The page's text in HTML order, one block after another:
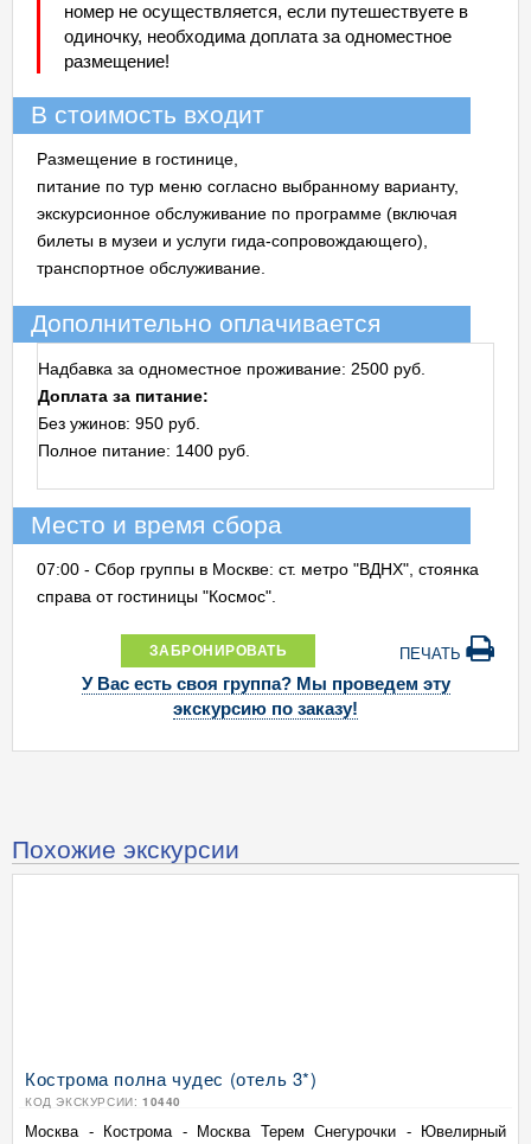
номер не осуществляется, если путешествуете в
одиночку, необходима доплата за одноместное
размещение!
В стоимость входит
Размещение в гостинице,
питание по тур меню согласно выбранному варианту,
экскурсионное обслуживание по программе (включая
билеты в музеи и услуги гида-сопровождающего),
транспортное обслуживание.
Дополнительно оплачивается
Надбавка за одноместное проживание: 2500 руб.
Доплата за питание:
Без ужинов: 950 руб.
Полное питание: 1400 руб.
Место и время сбора
07:00 - Сбор группы в Москве: ст. метро "ВДНХ", стоянка
справа от гостиницы "Космос".
ЗАБРОНИРОВАТЬ ПЕЧАТЬ
У Вас есть своя группа? Мы проведем эту
экскурсию по заказу!
Похожие экскурсии
Кострома полна чудес (отель 3*)
КОД ЭКСКУРСИИ: 10440
Москва - Кострома - Москва Терем Снегурочки - Ювелирный